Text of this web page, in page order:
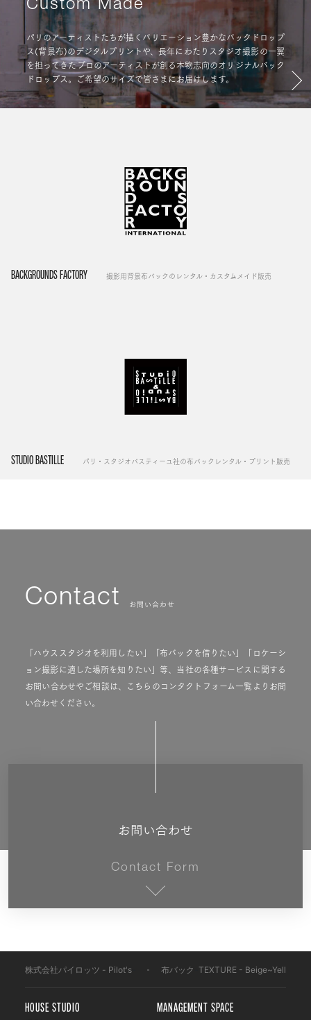
Custom Made
パリのアーティストたちが描くバリエーション豊かなバックドロップ
ス(背景布)のデジタルプリントや、長年にわたりスタジオ撮影の一翼
を担ってきたプロのアーティストが創る本物志向のオリジナルバック
ドロップス。ご希望のサイズで皆さまにお届けします。
BACKGROUNDS FACTORY 撮影用背景布バックのレンタル・カスタムメイド販売
STUDIO BASTILLE パリ・スタジオバスティーユ社の布バックレンタル・プリント販売
Contact お問い合わせ
「ハウススタジオを利用したい」「布バックを借りたい」「ロケーシ
ョン撮影に適した場所を知りたい」等、当社の各種サービスに関する
お問い合わせやご相談は、こちらのコンタクトフォーム一覧よりお問
い合わせください。
お問い合わせ
Contact Form
株式会社パイロッツ - Pilot's 布バック TEXTURE - Beige~Yellow
HOUSE STUDIO MANAGEMENT SPACE